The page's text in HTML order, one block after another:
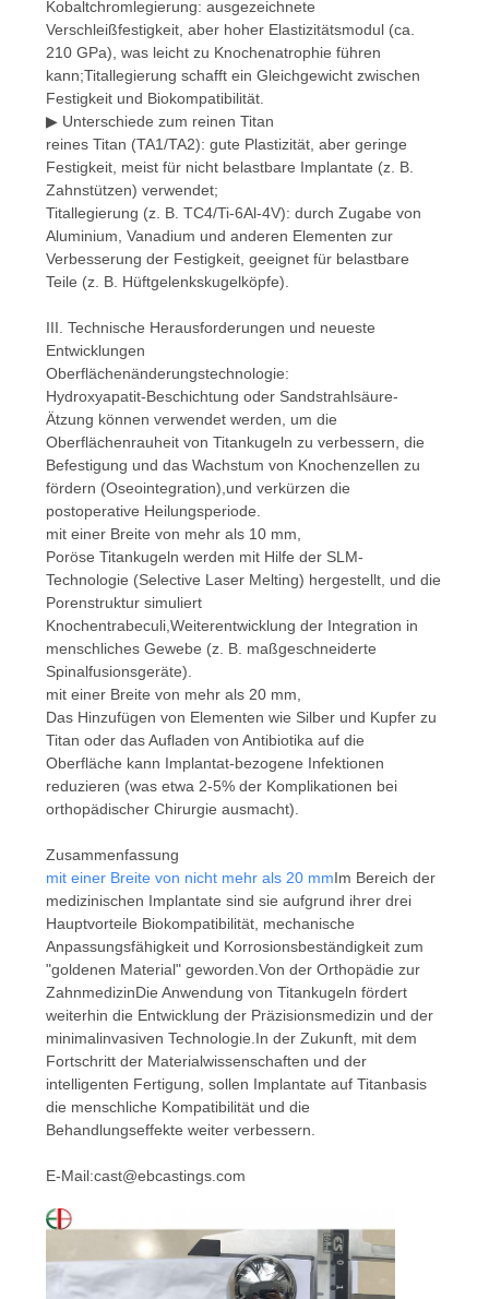
Kobaltchromlegierung: ausgezeichnete
Verschleißfestigkeit, aber hoher Elastizitätsmodul (ca.
210 GPa), was leicht zu Knochenatrophie führen
kann;Titallegierung schafft ein Gleichgewicht zwischen
Festigkeit und Biokompatibilität.
▶ Unterschiede zum reinen Titan
reines Titan (TA1/TA2): gute Plastizität, aber geringe
Festigkeit, meist für nicht belastbare Implantate (z. B.
Zahnstützen) verwendet;
Titallegierung (z. B. TC4/Ti-6Al-4V): durch Zugabe von
Aluminium, Vanadium und anderen Elementen zur
Verbesserung der Festigkeit, geeignet für belastbare
Teile (z. B. Hüftgelenkskugelköpfe).
III. Technische Herausforderungen und neueste
Entwicklungen
Oberflächenänderungstechnologie:
Hydroxyapatit-Beschichtung oder Sandstrahlsäure-
Ätzung können verwendet werden, um die
Oberflächenrauheit von Titankugeln zu verbessern, die
Befestigung und das Wachstum von Knochenzellen zu
fördern (Oseointegration),und verkürzen die
postoperative Heilungsperiode.
mit einer Breite von mehr als 10 mm,
Poröse Titankugeln werden mit Hilfe der SLM-
Technologie (Selective Laser Melting) hergestellt, und die
Porenstruktur simuliert
Knochentrabeculi,Weiterentwicklung der Integration in
menschliches Gewebe (z. B. maßgeschneiderte
Spinalfusionsgeräte).
mit einer Breite von mehr als 20 mm,
Das Hinzufügen von Elementen wie Silber und Kupfer zu
Titan oder das Aufladen von Antibiotika auf die
Oberfläche kann Implantat-bezogene Infektionen
reduzieren (was etwa 2-5% der Komplikationen bei
orthopädischer Chirurgie ausmacht).
Zusammenfassung
mit einer Breite von nicht mehr als 20 mmIm Bereich der
medizinischen Implantate sind sie aufgrund ihrer drei
Hauptvorteile Biokompatibilität, mechanische
Anpassungsfähigkeit und Korrosionsbeständigkeit zum
"goldenen Material" geworden.Von der Orthopädie zur
ZahnmedizinDie Anwendung von Titankugeln fördert
weiterhin die Entwicklung der Präzisionsmedizin und der
minimalinvasiven Technologie.In der Zukunft, mit dem
Fortschritt der Materialwissenschaften und der
intelligenten Fertigung, sollen Implantate auf Titanbasis
die menschliche Kompatibilität und die
Behandlungseffekte weiter verbessern.
E-Mail:cast@ebcastings.com